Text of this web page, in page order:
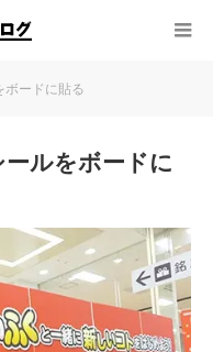
ボードに貼る
ルをボードに